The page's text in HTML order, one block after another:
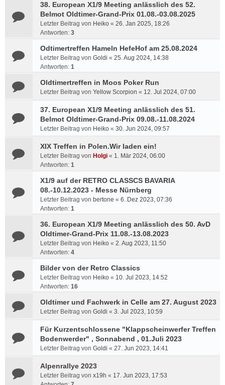
38. European X1/9 Meeting anlässlich des 52.
Belmot Oldtimer-Grand-Prix 01.08.-03.08.2025
Letzter Beitrag von Heiko « 26. Jan 2025, 18:26
Antworten: 3
Odtimertreffen Hameln HefeHof am 25.08.2024
Letzter Beitrag von Goldi « 25. Aug 2024, 14:38
Antworten: 1
Oldtimertreffen in Moos Poker Run
Letzter Beitrag von Yellow Scorpion « 12. Jul 2024, 07:00
37. European X1/9 Meeting anlässlich des 51.
Belmot Oldtimer-Grand-Prix 09.08.-11.08.2024
Letzter Beitrag von Heiko « 30. Jun 2024, 09:57
XIX Treffen in Polen.Wir laden ein!
Letzter Beitrag von Holgi « 1. Mär 2024, 06:00
Antworten: 1
X1/9 auf der RETRO CLASSCS BAVARIA
08.-10.12.2023 - Messe Nürnberg
Letzter Beitrag von bertone « 6. Dez 2023, 07:36
Antworten: 1
36. European X1/9 Meeting anlässlich des 50. AvD
Oldtimer-Grand-Prix 11.08.-13.08.2023
Letzter Beitrag von Heiko « 2. Aug 2023, 11:50
Antworten: 4
Bilder von der Retro Classics
Letzter Beitrag von Heiko « 10. Jul 2023, 14:52
Antworten: 16
Oldtimer und Fachwerk in Celle am 27. August 2023
Letzter Beitrag von Goldi « 3. Jul 2023, 10:59
Für Kurzentschlossene "Klappscheinwerfer Treffen
Bodenwerder" , Sonnabend , 01.Juli 2023
Letzter Beitrag von Goldi « 27. Jun 2023, 14:41
Alpenrallye 2023
Letzter Beitrag von x19h « 17. Jun 2023, 17:53